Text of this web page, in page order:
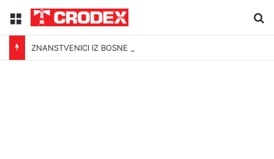
Menu
ZNANSTVENICI IZ BOSNE OTKRILI NACIZAM U – BOSNI!